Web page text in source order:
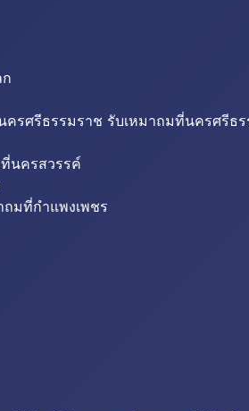
รศรีธรรมราช รับเหมาถมที่นครศรีธ
นครสวรรค์
ถมที่กำแพงเพชร